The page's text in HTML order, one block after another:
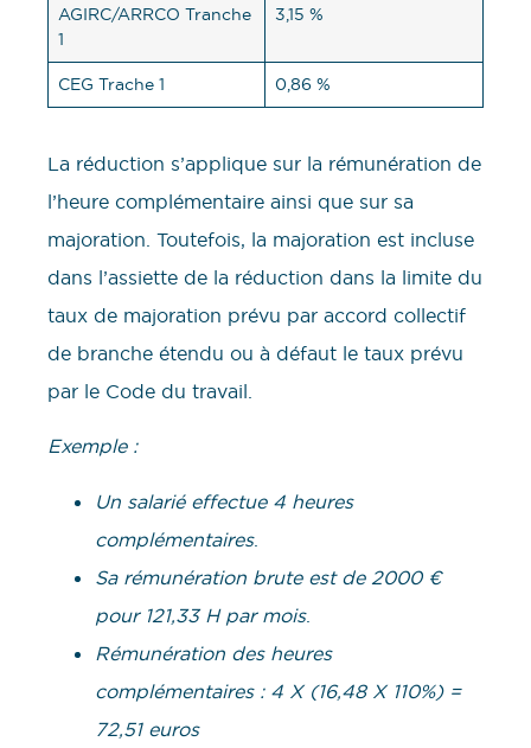
AGIRC/ARRCO Tranche
1
3,15 %
CEG Trache 1 0,86 %
La réduction s’applique sur la rémunération de
l’heure complémentaire ainsi que sur sa
majoration. Toutefois, la majoration est incluse
dans l’assiette de la réduction dans la limite du
taux de majoration prévu par accord collectif
de branche étendu ou à défaut le taux prévu
par le Code du travail.
Exemple :
Un salarié effectue 4 heures
complémentaires.
Sa rémunération brute est de 2000 €
pour 121,33 H par mois.
Rémunération des heures
complémentaires : 4 X (16,48 X 110%) =
72,51 euros